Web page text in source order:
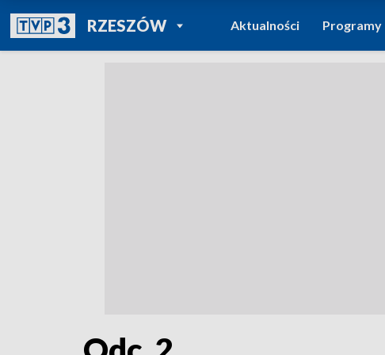
RZESZÓWPOWRÓT DO
TVP REGIONY
Aktualności Programy